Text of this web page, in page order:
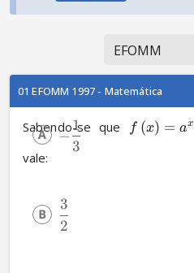
EFOMM
01 EFOMM 1997 - Matemática
Sabendo-se que f (x) = ax
vale:
−
3
1
2
3